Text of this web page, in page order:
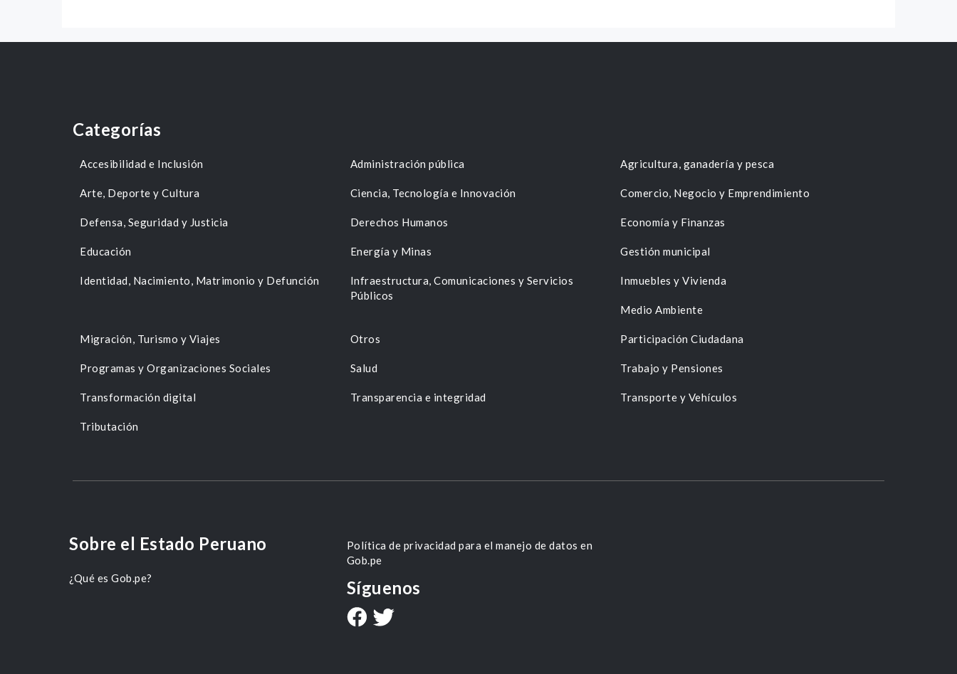
Categorías
Accesibilidad e Inclusión Administración pública Agricultura, ganadería y pesca
Arte, Deporte y Cultura Ciencia, Tecnología e Innovación Comercio, Negocio y Emprendimiento
Defensa, Seguridad y Justicia Derechos Humanos Economía y Finanzas
Educación Energía y Minas Gestión municipal
Identidad, Nacimiento, Matrimonio y Defunción
Infraestructura, Comunicaciones y Servicios
Públicos
Inmuebles y Vivienda
Medio Ambiente
Migración, Turismo y Viajes Otros Participación Ciudadana
Programas y Organizaciones Sociales Salud Trabajo y Pensiones
Transformación digital Transparencia e integridad Transporte y Vehículos
Tributación
Sobre el Estado Peruano
¿Qué es Gob.pe?
Política de privacidad para el manejo de datos en
Gob.pe
Síguenos